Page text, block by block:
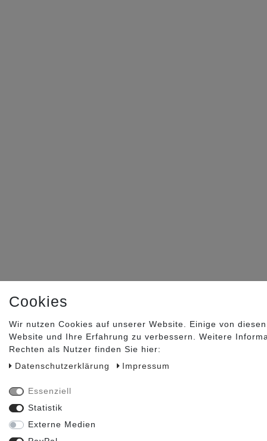
Cookies
Wir nutzen Cookies auf unserer Website. Einige von
Website und Ihre Erfahrung zu verbessern. Weitere
Rechten als Nutzer finden Sie hier:
Daten­schutz­erklärung
Impressum
Essenziell
Statistik
Externe Medien